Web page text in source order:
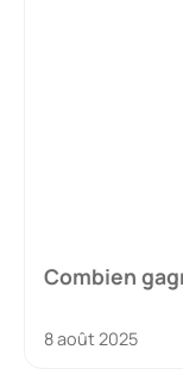
Combien
8 août 2025